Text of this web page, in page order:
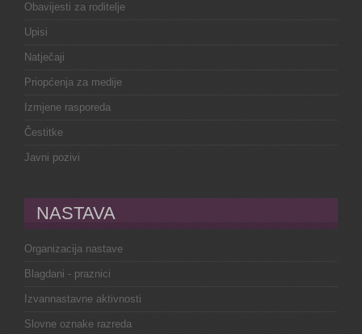
Obavijesti za roditelje
Upisi
Natječaji
Priopćenja za medije
Izmjene rasporeda
Čestitke
Javni pozivi
NASTAVA
Organizacija nastave
Blagdani - praznici
Izvannastavne aktivnosti
Slovne oznake razreda